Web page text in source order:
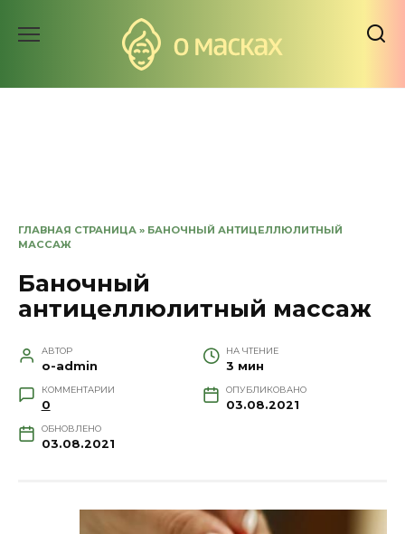
ГЛАВНАЯ СТРАНИЦА » БАНОЧНЫЙ АНТИЦЕЛЛЮЛИТНЫЙ
МАССАЖ
Баночный
антицеллюлитный массаж
АВТОР
o-admin
НА ЧТЕНИЕ
3 мин
КОММЕНТАРИИ
0
ОПУБЛИКОВАНО
03.08.2021
ОБНОВЛЕНО
03.08.2021